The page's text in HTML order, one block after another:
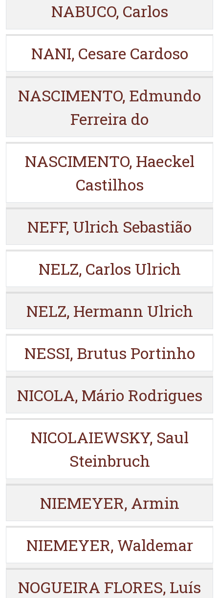
NABUCO, Carlos
NANI, Cesare Cardoso
NASCIMENTO, Edmundo
Ferreira do
NASCIMENTO, Haeckel
Castilhos
NEFF, Ulrich Sebastião
NELZ, Carlos Ulrich
NELZ, Hermann Ulrich
NESSI, Brutus Portinho
NICOLA, Mário Rodrigues
NICOLAIEWSKY, Saul
Steinbruch
NIEMEYER, Armin
NIEMEYER, Waldemar
NOGUEIRA FLORES, Luís